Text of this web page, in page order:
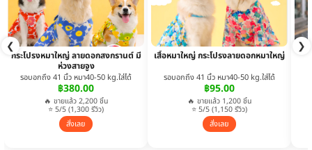
❮ ❯
กระโปรงหมาใหญ่ ลายดอกสงกรานต์ มี
ห่วงสายจูง
รอบอกถึง 41 นิ้ว หมา40-50 kg.ใส่ได้
฿380.00
🔥 ขายแล้ว 2,200 ชิ้น
⭐ 5/5 (1,300 รีวิว)
สั่งเลย
เสื้อหมาใหญ่ กระโปรงลายดอกหมาใหญ่
รอบอกถึง 41 นิ้ว หมา40-50 kg.ใส่ได้
฿95.00
🔥 ขายแล้ว 1,200 ชิ้น
⭐ 5/5 (1,150 รีวิว)
สั่งเลย